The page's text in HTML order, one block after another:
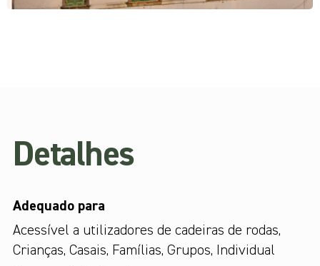
Detalhes
Adequado para
Acessível a utilizadores de cadeiras de rodas,
Crianças, Casais, Famílias, Grupos, Individual